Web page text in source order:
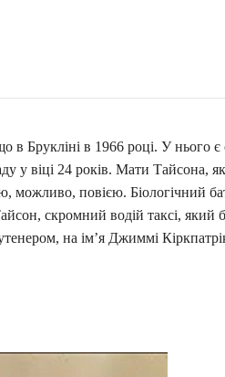
Брукліні в 1966 році. У нього є
у віці 24 років. Мати Тайсона,
можливо, повією. Біологічний
скромний водій таксі, який
на ім’я Джиммі